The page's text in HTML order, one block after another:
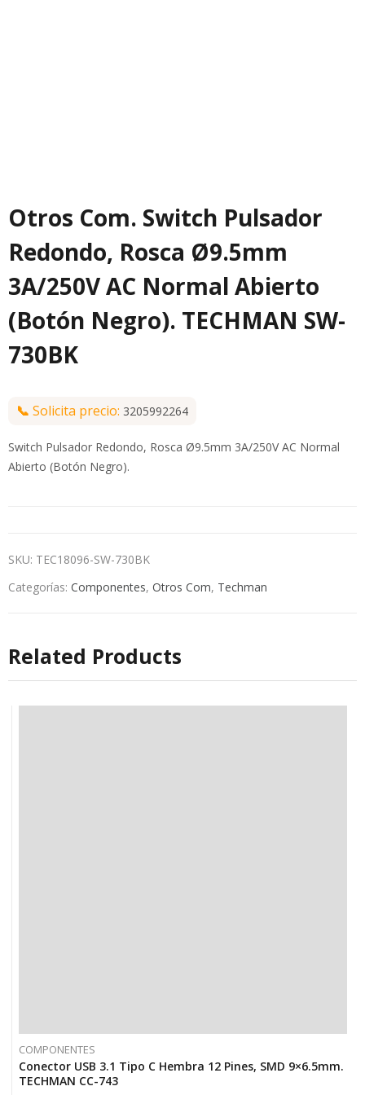
Otros Com. Switch Pulsador
Redondo, Rosca Ø9.5mm
3A/250V AC Normal Abierto
(Botón Negro). TECHMAN SW-
730BK
📞 Solicita precio: 3205992264
Switch Pulsador Redondo, Rosca Ø9.5mm 3A/250V AC Normal
Abierto (Botón Negro).
SKU: TEC18096-SW-730BK
Categorías: Componentes, Otros Com, Techman
Related Products
COMPONENTES
Conector USB 3.1 Tipo C Hembra 12 Pines, SMD 9×6.5mm.
TECHMAN CC-743